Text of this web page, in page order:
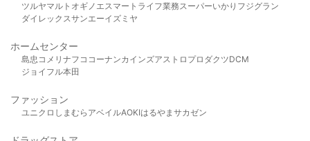
ツルヤマルト オギノ エスマート ライフ業務スーパーいかり フジグラン
ダイレックスサンエーイズミヤ
ホームセンター
島忠 コメリ ナフコ コーナンカインズアストロプロダクツDCM
ジョイフル本田
ファッション
ユニクロ しまむら アベイルAOKIはるやま サカゼン